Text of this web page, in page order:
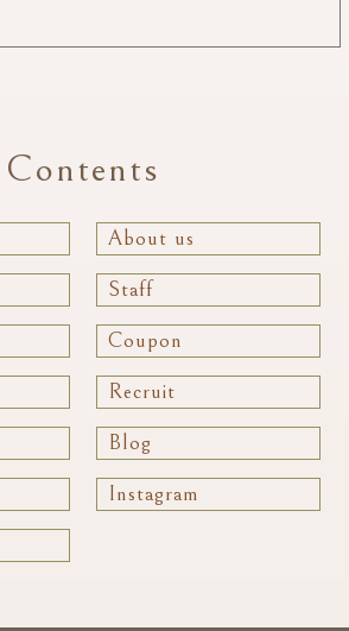
Contents
About us
Staff
Coupon
Recruit
Blog
Instagram